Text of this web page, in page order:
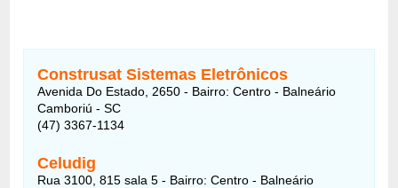
Construsat Sistemas Eletrônicos
Avenida Do Estado, 2650 - Bairro: Centro - Balneário
Camboriú - SC
(47) 3367-1134
Celudig
Rua 3100, 815 sala 5 - Bairro: Centro - Balneário